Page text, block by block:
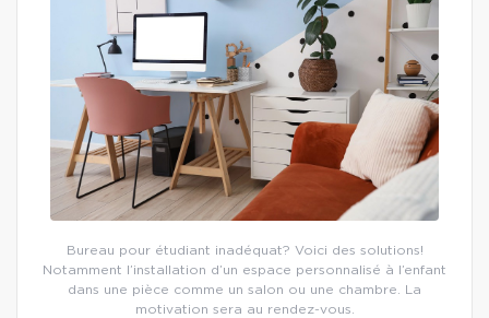
Bureau pour étudiant inadéquat? Voici des solutions!
Notamment l’installation d’un espace personnalisé à l’enfant
dans une pièce comme un salon ou une chambre. La
motivation sera au rendez-vous.